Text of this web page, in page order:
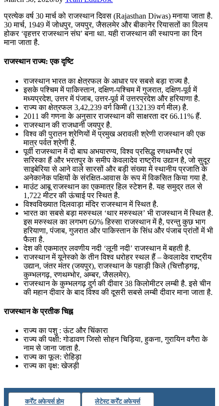
📝 डेली करेंट अफेयर्स: 22-24 जुलाई 2026
July 22, 2026
📝 डेली करेंट अफेयर्स: 19-21 जुलाई 2026
July 19, 2026
📝 डेली करेंट अफेयर्स: 16-18 जुलाई 2026
प्रत्येक वर्ष 30 मार्च को राजस्थान दिवस (Rajasthan Diwas) मनाया जाता है.
30 मार्च, 1949 में जोधपुर, जयपुर, जैसलमेर और बीकानेर रियासतों का विलय
होकर ‘वृहत्तर राजस्थान संघ’ बना था. यही राजस्थान की स्थापना का दिन
माना जाता है.
राजस्थान राज्य: एक दृष्टि
राजस्थान भारत का क्षेत्रफल के आधार पर सबसे बड़ा राज्य है.
इसके पश्चिम में पाकिस्तान, दक्षिण-पश्चिम में गुजरात, दक्षिण-पूर्व में
मध्यप्रदेश, उत्तर में पंजाब, उत्तर-पूर्व में उत्तरप्रदेश और हरियाणा है.
राज्य का क्षेत्रफल 3,42,239 वर्ग किमी (132139 वर्ग मील) है.
2011 की गणना के अनुसार राजस्थान की साक्षरता दर 66.11% हैं.
राजस्थान की राजधानी जयपुर है.
विश्व की पुरातन श्रेणियों में प्रमुख अरावली श्रेणी राजस्थान की एक
मात्र पर्वत श्रेणी है.
पूर्वी राजस्थान में दो बाघ अभयारण्य, विश्व प्रसिद्ध रणथम्भौर एवं
सरिस्का हैं और भरतपुर के समीप केवलादेव राष्ट्रीय उद्यान है, जो सुदूर
साइबेरिया से आने वाले सारसों और बड़ी संख्या में स्थानीय प्रजाति के
अनेकानेक पक्षियों के संरक्षित-आवास के रूप में विकसित किया गया है.
माउंट आबू राजस्थान का एकमात्र हिल स्टेशन है. यह समुद्र तल से
1,722 मीटर की ऊंचाई पर स्थित है.
विश्वविख्यात दिलवाड़ा मंदिर राजस्थान में स्थित है.
भारत का सबसे बड़ा मरुस्थल ‘थार मरुस्थल’ भी राजस्थान में स्थित है.
इस मरुस्थल का लगभग 60% हिस्सा राजस्थान में है, परन्तु कुछ भाग
हरियाणा, पंजाब, गुजरात और पाकिस्तान के सिंध और पंजाब प्रांतों में भी
फैला है.
देश की एकमात्र लवणीय नदी ‘लूनी नदी’ राजस्थान में बहती है.
राजस्थान में यूनेस्को के तीन विश्व धरोहर स्थल हैं – केवलादेव राष्ट्रीय
उद्यान, जंतर मंतर (जयपुर), राजस्थान के पहाड़ी किले (चित्तौड़गढ़,
कुम्भलगढ़, रणथम्भोर, अम्बर, जैसलमेर).
राजस्थान के कुम्भलगढ़ दुर्ग की दीवार 38 किलोमीटर लम्बी है. इसे चीन
की महान दीवार के बाद विश्व की दूसरी सबसे लम्बी दीवार माना जाता है.
राजस्थान के प्रतीक चिह्न
राज्य का पशु : ऊंट और चिंकारा
राज्य की पक्षी: गोडावण जिसो सोहन चिड़िया, हुकना, गुरायिन वगैरा के
नाम से जाना जाता है.
राज्य का फूल: रोहिड़ा
राज्य का वृक्ष: खेजड़ी
कर्रेंट अफेयर्स होम लेटेस्ट कर्रेंट अफेयर्स